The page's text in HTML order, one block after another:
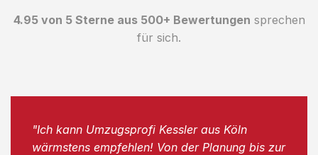
4.95 von 5 Sterne aus 500+ Bewertungen sprechen
für sich.
"Ich kann Umzugsprofi Kessler aus Köln
wärmstens empfehlen! Von der Planung bis zur